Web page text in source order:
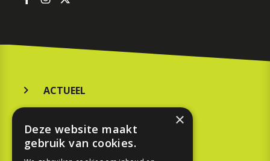
ACTUEEL
KOOPGIDS
×
Deze website maakt
gebruik van cookies.